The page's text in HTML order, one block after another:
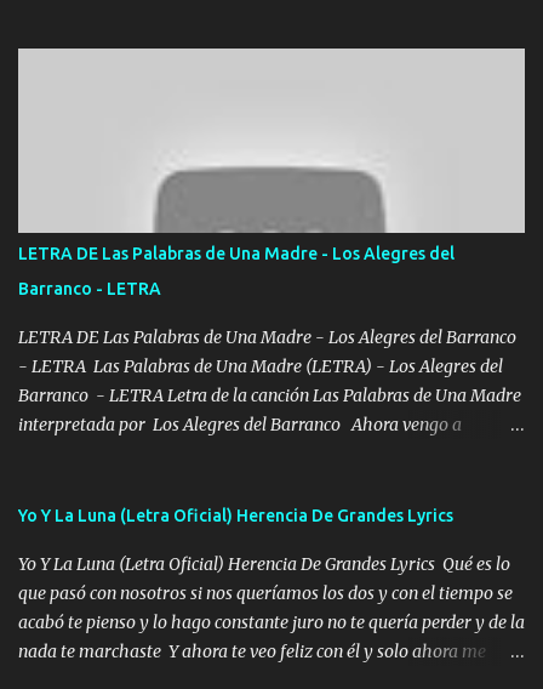
verde se le extraña pa que sepan Aquí Pura GENTE DE LA RANA 🐸
POR CLAVE ES EL CALI 4 EN LA CIUDAD TIJUANA Música Al
tirante andamos mi carnal atento a cualquier necesidad no porque
se ve limpio el camino nos confiamos al andar y nunca con la
misma piedra me vuelvo a tropezar Cuando ando de enamorado
en corto me tiró a per...
LETRA DE Las Palabras de Una Madre - Los Alegres del
Barranco - LETRA
LETRA DE Las Palabras de Una Madre - Los Alegres del Barranco
- LETRA Las Palabras de Una Madre (LETRA) - Los Alegres del
Barranco - LETRA Letra de la canción Las Palabras de Una Madre
interpretada por Los Alegres del Barranco Ahora vengo a
viento a su hijo y aunque ahora ya este con Dios el destino así lo
seguiré esperando hasta volvernos a vernos El recuerdo que yo
tengo de mi mente no se va, en mi corazón me llevo lo mismo que
tu papá, a veces me pongo triste porque no puedo mirarte, mas se
que tu me escuchas porque tu eres mi gran ángel, El desespero me
Yo Y La Luna (Letra Oficial) Herencia De Grandes Lyrics
Yo Y La Luna (Letra Oficial) Herencia De Grandes Lyrics Qué es lo
que pasó con nosotros si nos queríamos los dos y con el tiempo se
acabó te pienso y lo hago constante juro no te quería perder y de la
nada te marchaste Y ahora te veo feliz con él y solo ahora me